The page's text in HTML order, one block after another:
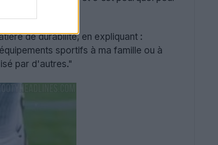
de durabilité, en expliquant :
sportifs à ma famille ou à
par d'autres."